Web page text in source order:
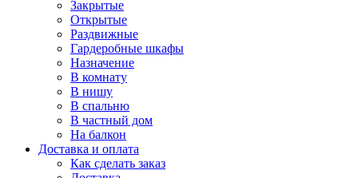
Закрытые
Открытые
Раздвижные
Гардеробные шкафы
Назначение
В комнату
В нишу
В спальню
В частный дом
На балкон
Доставка и оплата
Как сделать заказ